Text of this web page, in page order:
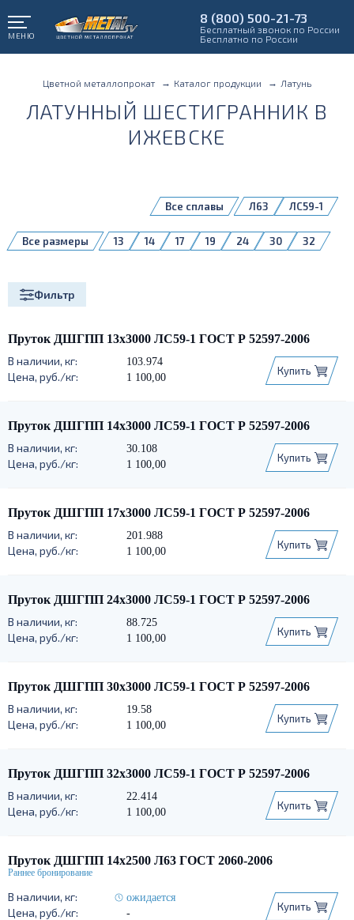
МЕНЮ
8 (800) 500-21-73
Бесплатный звонок по России
Бесплатно по России
Цветной металлопрокат Каталог продукции Латунь
ЛАТУННЫЙ ШЕСТИГРАННИК В
ИЖЕВСКЕ
Л63 ЛС59-1
Все сплавы
13 14 17 19 24 30
32
Все размеры
Фильтр
Пруток ДШГПП 13х3000 ЛС59-1 ГОСТ Р 52597-2006
103.974
1 100,00
Купить
Пруток ДШГПП 14х3000 ЛС59-1 ГОСТ Р 52597-2006
30.108
1 100,00
Купить
Пруток ДШГПП 17х3000 ЛС59-1 ГОСТ Р 52597-2006
201.988
1 100,00
Купить
Пруток ДШГПП 24х3000 ЛС59-1 ГОСТ Р 52597-2006
88.725
1 100,00
Купить
Пруток ДШГПП 30х3000 ЛС59-1 ГОСТ Р 52597-2006
19.58
1 100,00
Купить
Пруток ДШГПП 32х3000 ЛС59-1 ГОСТ Р 52597-2006
22.414
1 100,00
Купить
Пруток ДШГПП 14х2500 Л63 ГОСТ 2060-2006
ожидается
-
Купить